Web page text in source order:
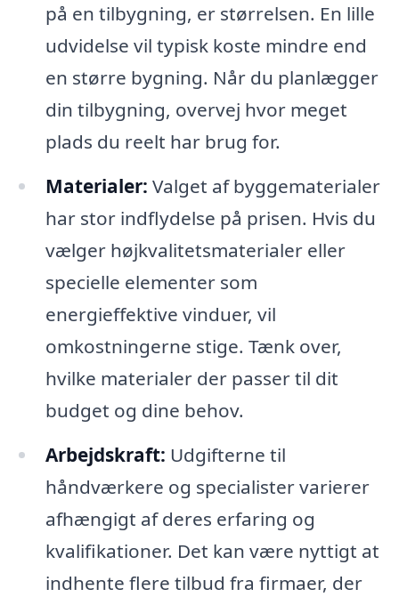
på en tilbygning, er størrelsen. En lille
udvidelse vil typisk koste mindre end
en større bygning. Når du planlægger
din tilbygning, overvej hvor meget
plads du reelt har brug for.
Materialer: Valget af byggematerialer
har stor indflydelse på prisen. Hvis du
vælger højkvalitetsmaterialer eller
specielle elementer som
energieffektive vinduer, vil
omkostningerne stige. Tænk over,
hvilke materialer der passer til dit
budget og dine behov.
Arbejdskraft: Udgifterne til
håndværkere og specialister varierer
afhængigt af deres erfaring og
kvalifikationer. Det kan være nyttigt at
indhente flere tilbud fra firmaer, der